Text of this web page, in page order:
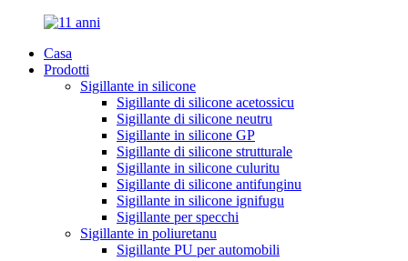
Casa
Prodotti
Sigillante in silicone
Sigillante di silicone acetossicu
Sigillante di silicone neutru
Sigillante in silicone GP
Sigillante di silicone strutturale
Sigillante in silicone culuritu
Sigillante di silicone antifunginu
Sigillante in silicone ignifugu
Sigillante per specchi
Sigillante in poliuretanu
Sigillante PU per automobili